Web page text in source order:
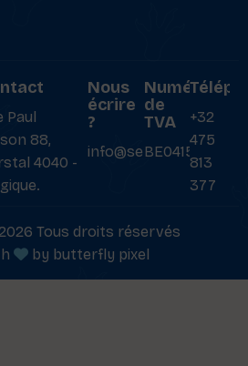
Paul
88,
4040 -
Nous
écrire
?
info@setransmat.com
Numéro
de
TVA
BE0415027069
+32
475
813
377
Tous droits réservés
by butterfly pixel